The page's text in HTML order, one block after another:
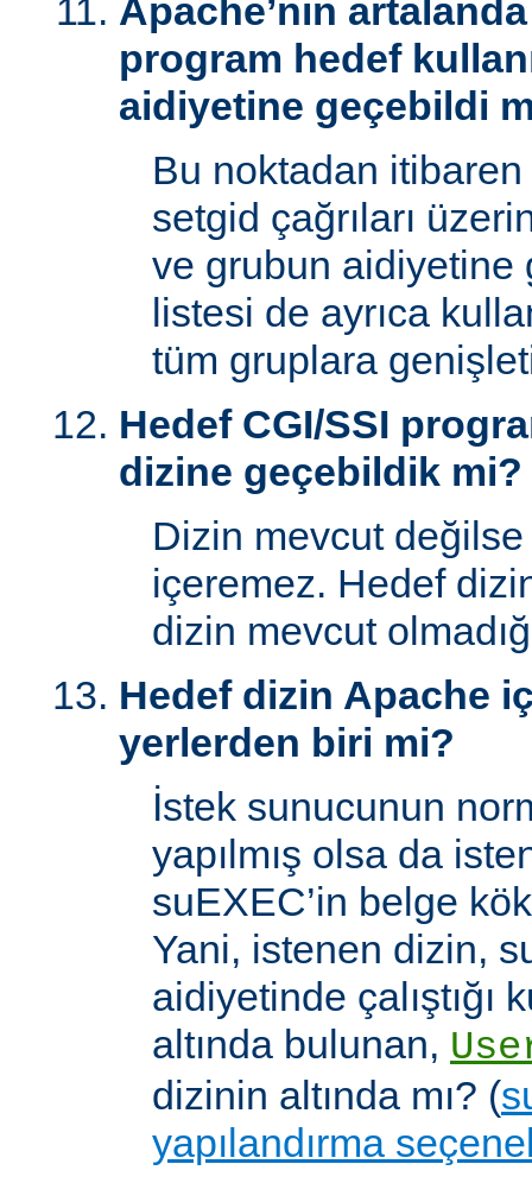
Apache’nin artalanda
program hedef
aidiyetine geçebildi
Bu noktadan
setgid çağrıları
ve grubun aidiyetine
listesi de ayrıca
tüm gruplara
Hedef CGI/SSI
dizine geçebildik mi?
Dizin mevcut değilse
içeremez. Hedef
dizin mevcut
Hedef dizin Apache
yerlerden biri mi?
İstek sunucunun
yapılmış olsa da
suEXEC’in belge
Yani, istenen dizin,
aidiyetinde çalıştığı
altında bulunan,
dizinin altında mı? (
yapılandırma